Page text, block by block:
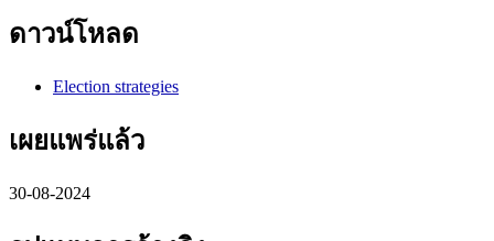
ดาวน์โหลด
Election strategies
เผยแพร่แล้ว
30-08-2024